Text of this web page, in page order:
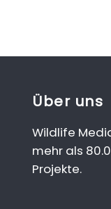
Über uns
Wildlife
mehr als
Projekte.